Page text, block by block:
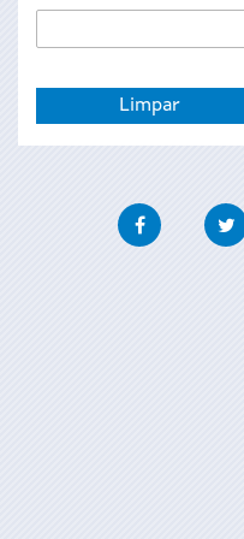
de
Facebook